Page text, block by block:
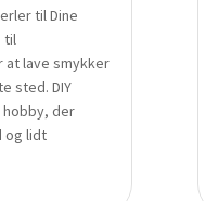
til Dine
til
at lave smykker
sted. DIY
der
og lidt